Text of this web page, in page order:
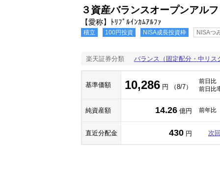
３資産バランスオープンアル
【愛称】ﾄﾘﾌﾟﾙｲﾝｶﾑｱﾙﾌｧ
積立 100円投資 NISA成長投資枠 NISAつ
楽天証券分類 バランス（固定配分・中リス
基準価額 10,286 円 （8/7）
前日比
前日比
純資産額 14.26 億円 前年比
直近分配金 430 円 次